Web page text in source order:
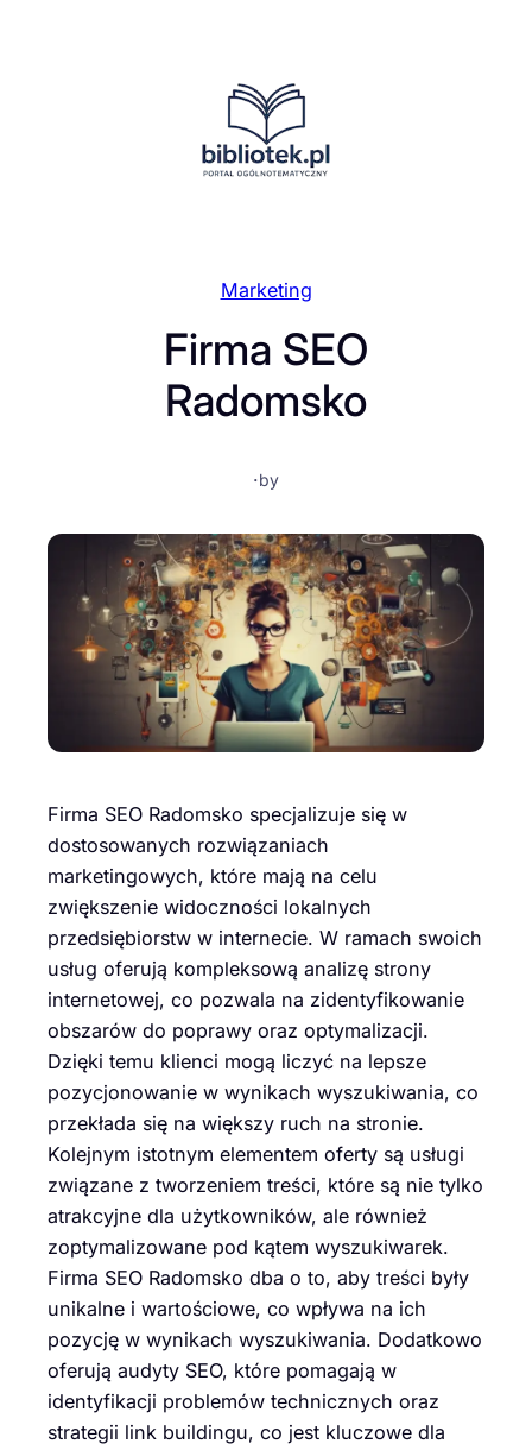
Marketing
Firma SEO
Radomsko
·by
Firma SEO Radomsko specjalizuje się w
dostosowanych rozwiązaniach
marketingowych, które mają na celu
zwiększenie widoczności lokalnych
przedsiębiorstw w internecie. W ramach swoich
usług oferują kompleksową analizę strony
internetowej, co pozwala na zidentyfikowanie
obszarów do poprawy oraz optymalizacji.
Dzięki temu klienci mogą liczyć na lepsze
pozycjonowanie w wynikach wyszukiwania, co
przekłada się na większy ruch na stronie.
Kolejnym istotnym elementem oferty są usługi
związane z tworzeniem treści, które są nie tylko
atrakcyjne dla użytkowników, ale również
zoptymalizowane pod kątem wyszukiwarek.
Firma SEO Radomsko dba o to, aby treści były
unikalne i wartościowe, co wpływa na ich
pozycję w wynikach wyszukiwania. Dodatkowo
oferują audyty SEO, które pomagają w
identyfikacji problemów technicznych oraz
strategii link buildingu, co jest kluczowe dla